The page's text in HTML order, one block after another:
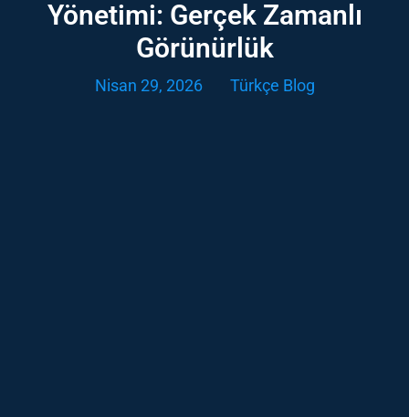
Yönetimi: Gerçek Zamanlı
Görünürlük
Nisan 29, 2026 Türkçe Blog